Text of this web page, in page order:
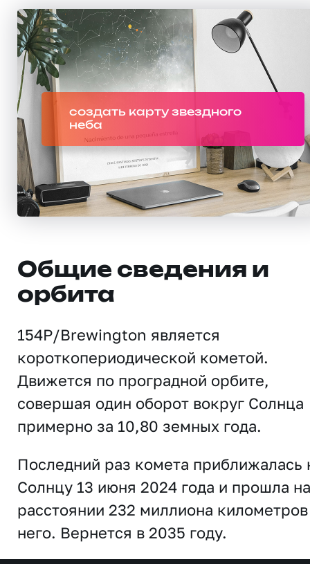
создать карту звездного
неба
Общие сведения и
орбита
154P/Brewington является
короткопериодической кометой.
Движется по проградной орбите,
совершая один оборот вокруг Солнца
примерно за 10,80 земных года.
Последний раз комета приближалась
Солнцу 13 июня 2024 года и прошла на
расстоянии 232 миллиона
него. Вернется в 2035 году.